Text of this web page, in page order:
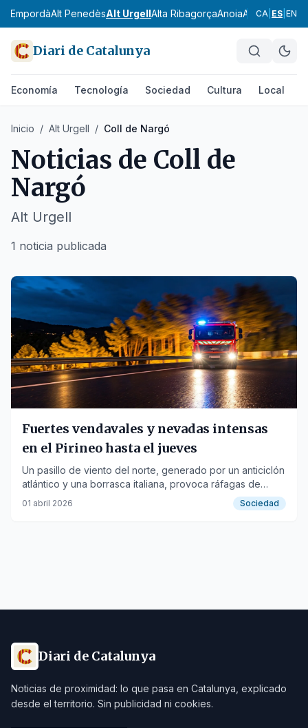
EmpordàAlt PenedèsAlt UrgellAlta RibagorçaAnoiaAranBages
CA ES EN
Diari de Catalunya
Economía Tecnología Sociedad Cultura Local
Inicio / Alt Urgell / Coll de Nargó
Noticias de Coll de
Nargó
Alt Urgell
1 noticia publicada
Fuertes vendavales y nevadas intensas
en el Pirineo hasta el jueves
Un pasillo de viento del norte, generado por un anticiclón
atlántico y una borrasca italiana, provoca ráfagas de
hasta 92 km/h y desperfectos en el Alto Pirineo, con
01 abril 2026 Sociedad
Diari de Catalunya
Noticias de proximidad: lo que pasa en Catalunya, explicado
desde el territorio. Sin publicidad ni cookies.